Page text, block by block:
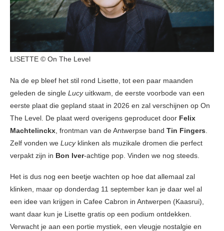
LISETTE © On The Level
Na de ep bleef het stil rond Lisette, tot een paar maanden
geleden de single Lucy uitkwam, de eerste voorbode van een
eerste plaat die gepland staat in 2026 en zal verschijnen op On
The Level. De plaat werd overigens geproducet door Felix
Machtelinckx , frontman van de Antwerpse band Tin Fingers
Zelf vonden we Lucy klinken als muzikale dromen die perfect
verpakt zijn in Bon Iver-achtige pop. Vinden we nog steeds.
Het is dus nog een beetje wachten op hoe dat allemaal zal
klinken, maar op donderdag 11 september kan je daar wel al
een idee van krijgen in Cafee Cabron in Antwerpen (Kaasrui),
want daar kun je Lisette gratis op een podium ontdekken.
Verwacht je aan een portie mystiek, een vleugje nostalgie en